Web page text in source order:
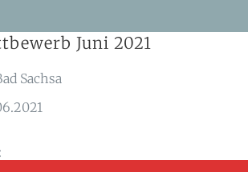
Juni 2021
Sachsa